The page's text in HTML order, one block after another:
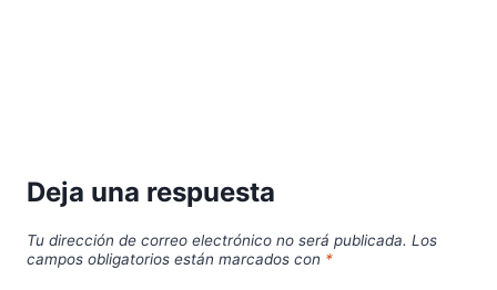
Deja una respuesta
Tu dirección de correo electrónico no será publicada. Los
campos obligatorios están marcados con *